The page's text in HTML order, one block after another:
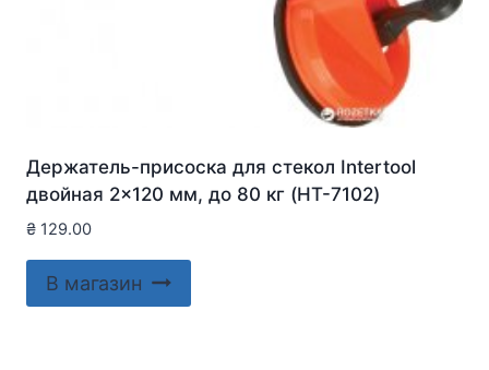
Держатель-присоска для стекол Intertool
двойная 2×120 мм, до 80 кг (HT-7102)
₴ 129.00
В магазин